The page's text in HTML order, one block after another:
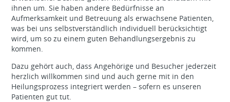
ihnen um. Sie haben andere Bedürfnisse an
Aufmerksamkeit und Betreuung als erwachsene Patienten,
was bei uns selbstverständlich individuell berücksichtigt
wird, um so zu einem guten Behandlungsergebnis zu
kommen.
Dazu gehört auch, dass Angehörige und Besucher jederzeit
herzlich willkommen sind und auch gerne mit in den
Heilungsprozess integriert werden – sofern es unseren
Patienten gut tut.